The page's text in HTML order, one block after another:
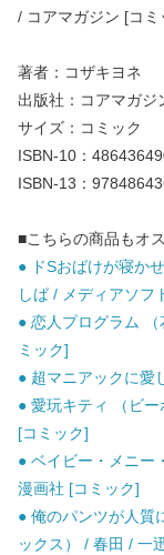
/ コアマガジン [コミ
著者：コザキヨネ
出版社：コアマガジ
サイズ：コミック
ISBN-10：
ISBN-13：
■こちらの商品もオ
● ドSおばけが寝か
しば / メディアソフ
● 恋人プログラム
ミック]
● 超マニアックに愛
● 愛玩キティ （ビ
[コミック]
● ベイビー・メニー
漫画社 [コミック]
● 俺のパンツが人質
ックス） / 春田 / 一